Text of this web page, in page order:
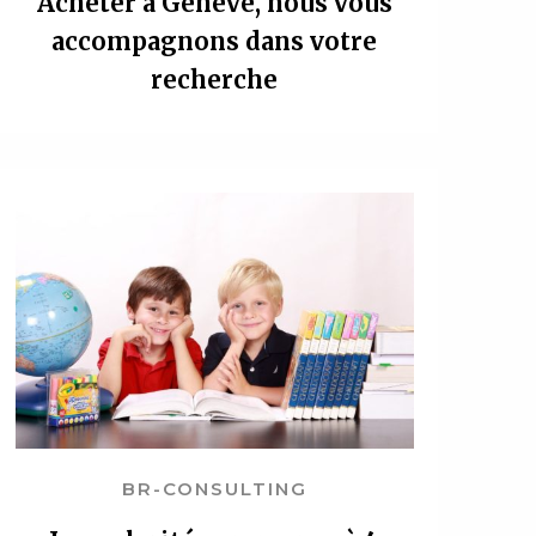
accompagnons dans votre
recherche
BR-CONSULTING